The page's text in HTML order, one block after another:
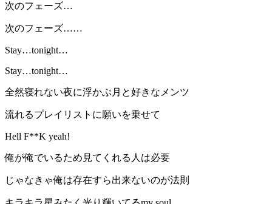
次のフェーズ…
次のフェーズ……
Stay…tonight…
Stay…tonight…
全然寝れない夜に浮かぶ月と好きなメンツ
流れるプレイリストに願いを乗せて
Hell F**K yeah!
俺が俺でいるため見てくれる人は必要
じゃなきゃ俺は存在すら出来ないのが法則